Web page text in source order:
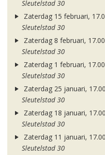
Sleutelstad 30
Zaterdag 15 februari,
Sleutelstad 30
Zaterdag 8 februari,
Sleutelstad 30
Zaterdag 1 februari,
Sleutelstad 30
Zaterdag 25 januari,
Sleutelstad 30
Zaterdag 18 januari,
Sleutelstad 30
Zaterdag 11 januari,
Sleutelstad 30